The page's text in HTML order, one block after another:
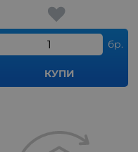
бр.
КУПИ